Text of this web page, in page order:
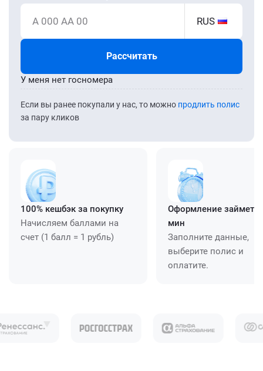
А 000 АА 00 RUS
Рассчитать
Если вы ранее покупали у нас, то можно продлить полис
за пару кликов
У меня нет госномера
100% кешбэк за покупку
Начисляем баллами на
счет (1 балл = 1 рубль)
Оформление займет
мин
Заполните данные,
выберите полис и
оплатите.